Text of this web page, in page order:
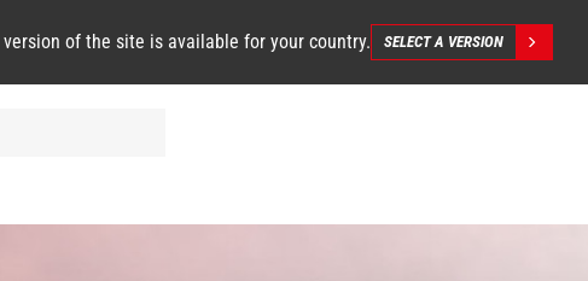
version of the site is available for your country. SELECT A VERSION